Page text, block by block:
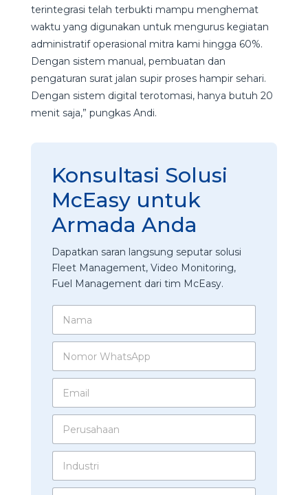
terintegrasi telah terbukti mampu menghemat
waktu yang digunakan untuk mengurus kegiatan
administratif operasional mitra kami hingga 60%.
Dengan sistem manual, pembuatan dan
pengaturan surat jalan supir proses hampir sehari.
Dengan sistem digital terotomasi, hanya butuh 20
menit saja,” pungkas Andi.
Konsultasi Solusi
McEasy untuk
Armada Anda
Dapatkan saran langsung seputar solusi
Fleet Management, Video Monitoring,
Fuel Management dari tim McEasy.
N
m
N
m
W
t
A
p
E
a
*
P
r
a
I
d